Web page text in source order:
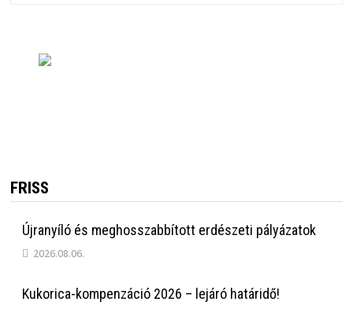
FRISS
Újranyíló és meghosszabbított erdészeti pályázatok
2026.08.06.
Kukorica-kompenzáció 2026 – lejáró határidő!